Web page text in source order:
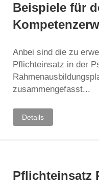
Beispiele für
Anbei sind die zu
Pflichteinsatz in der
zusammengefasst...
Details
Pflichteinsatz